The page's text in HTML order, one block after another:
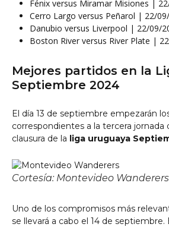
Fénix versus Miramar Misiones |
Cerro Largo versus Peñarol | 22/
Danubio versus Liverpool | 22/09/
Boston River versus River Plate |
Mejores partidos en la
Septiembre 2024
El día 13 de septiembre empezarán
correspondientes a la tercera jornada
clausura de la liga uruguaya
Cortesía: Montevideo Wanderers
Uno de los compromisos más
se llevará a cabo el 14 de septiembre.